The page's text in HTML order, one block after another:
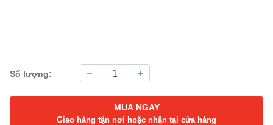
Số lượng:
MUA NGAY
Giao hàng tận nơi hoặc nhận tại cửa hàng